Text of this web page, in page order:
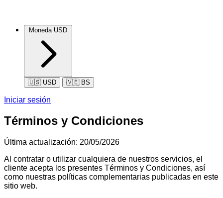
Moneda USD
🇺🇸 USD 🇻🇪 BS
Iniciar sesión
Términos y Condiciones
Última actualización: 20/05/2026
Al contratar o utilizar cualquiera de nuestros servicios, el
cliente acepta los presentes Términos y Condiciones, así
como nuestras políticas complementarias publicadas en este
sitio web.